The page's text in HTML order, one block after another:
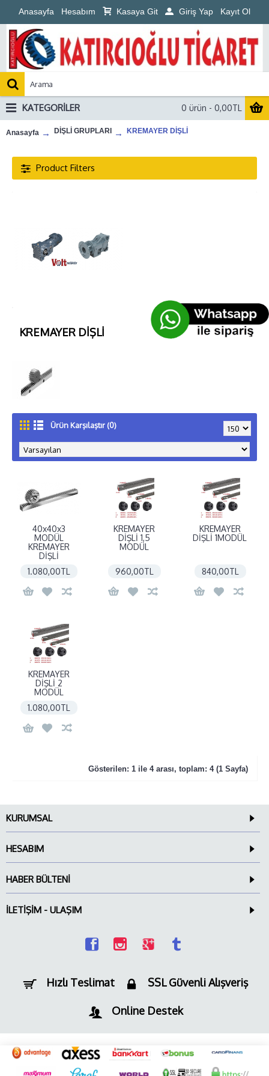
Anasayfa Hesabım Kasaya Git Giriş Yap Kayıt Ol
0 ürün - 0,00TL
KATEGORILER
Anasayfa DİŞLİ GRUPLARI KREMAYER DİŞLİ
Product Filters
KREMAYER DİŞLİ
Ürün Karşılaştır (0)
40x40x3
MODÜL
KREMAYER
DİŞLİ
1.080,00TL
KREMAYER
DİŞLİ 1,5
MODÜL
960,00TL
KREMAYER
DİŞLİ 1MODÜL
840,00TL
KREMAYER
DİŞLİ 2
MODÜL
1.080,00TL
Gösterilen: 1 ile 4 arası, toplam: 4 (1 Sayfa)
KURUMSAL
HESABIM
HABER BÜLTENI
İLETIŞIM - ULAŞIM
Hızlı Teslimat SSL Güvenli Alışveriş
Online Destek